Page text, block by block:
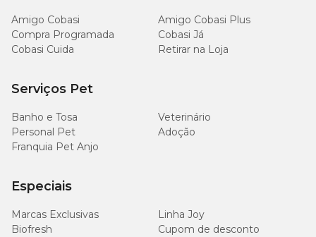
Amigo Cobasi
Amigo Cobasi Plus
Compra Programada
Cobasi Já
Cobasi Cuida
Retirar na Loja
Serviços Pet
Banho e Tosa
Veterinário
Personal Pet
Adoção
Franquia Pet Anjo
Especiais
Marcas Exclusivas
Linha Joy
Biofresh
Cupom de desconto